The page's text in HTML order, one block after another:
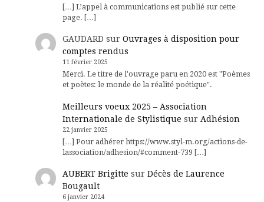
[…] L’appel à communications est publié sur cette
page. […]
GAUDARD sur Ouvrages à disposition pour
comptes rendus
11 février 2025
Merci. Le titre de l'ouvrage paru en 2020 est "Poèmes
et poètes: le monde de la réalité poétique".
Meilleurs voeux 2025 – Association
Internationale de Stylistique sur Adhésion
22 janvier 2025
[…] Pour adhérer https://www.styl-m.org/actions-de-
lassociation/adhesion/#comment-739 […]
AUBERT Brigitte sur Décès de Laurence
Bougault
6 janvier 2024